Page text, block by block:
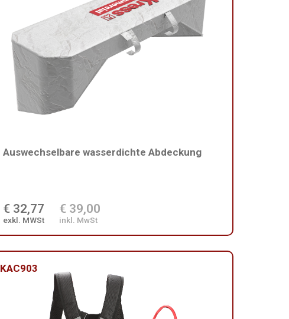
Auswechselbare wasserdichte Abdeckung
€ 32,77
exkl. MWSt
€ 39,00
inkl. MwSt
KAC903